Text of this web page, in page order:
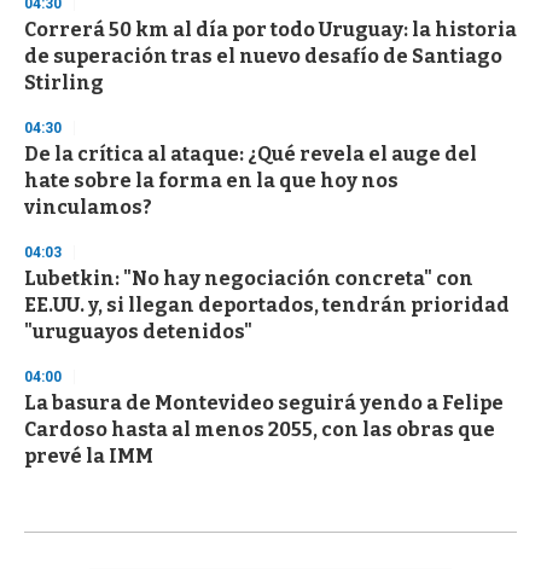
04:30
Correrá 50 km al día por todo Uruguay: la historia
de superación tras el nuevo desafío de Santiago
Stirling
04:30
De la crítica al ataque: ¿Qué revela el auge del
hate sobre la forma en la que hoy nos
vinculamos?
04:03
Lubetkin: "No hay negociación concreta" con
EE.UU. y, si llegan deportados, tendrán prioridad
"uruguayos detenidos"
04:00
La basura de Montevideo seguirá yendo a Felipe
Cardoso hasta al menos 2055, con las obras que
prevé la IMM